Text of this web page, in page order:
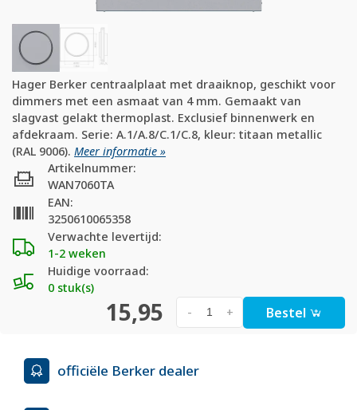
Hager Berker centraalplaat met draaiknop, geschikt voor
dimmers met een asmaat van 4 mm. Gemaakt van
slagvast gelakt thermoplast. Exclusief binnenwerk en
afdekraam. Serie: A.1/A.8/C.1/C.8, kleur: titaan metallic
(RAL 9006). Meer informatie »
Verwachte levertijd:
1-2 weken
Huidige voorraad:
0 stuk(s)
Artikelnummer:
WAN7060TA
EAN:
3250610065358
15,95 +
- Bestel
officiële Berker dealer